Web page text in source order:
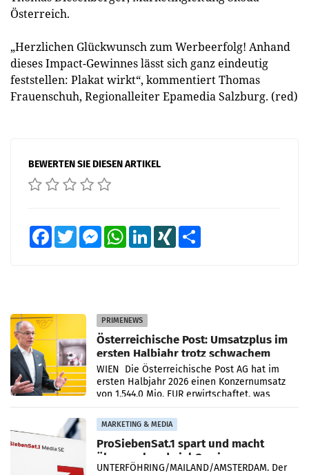
Österreich.
„Herzlichen Glückwunsch zum Werbeerfolg! Anhand
dieses Impact-Gewinnes lässt sich ganz eindeutig
feststellen: Plakat wirkt“, kommentiert Thomas
Frauenschuh, Regionalleiter Epamedia Salzburg. (red)
BEWERTEN SIE DIESEN ARTIKEL
FacebookTwitter MessengerWhatsAppLinkedInXING
PRIMENEWS
Österreichische Post: Umsatzplus im
ersten Halbjahr trotz schwachem
Briefgeschäft
WIEN Die Österreichische Post AG hat im
ersten Halbjahr 2026 einen Konzernumsatz
von 1.544,0 Mio. EUR erwirtschaftet, was
einem Plus von 3,8 Prozent gegenüber dem
Vergleichszeitraum
MARKETING & MEDIA
ProSiebenSat.1 spart und macht
überraschend viel Gewinn
UNTERFÖHRING/MAILAND/AMSTERDAM. Der